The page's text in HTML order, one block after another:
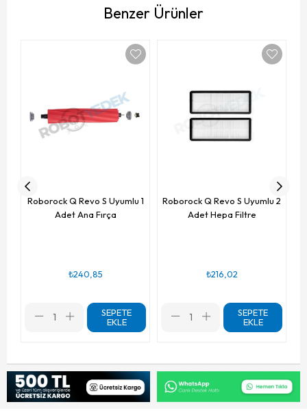
Benzer Ürünler
Roborock Q Revo S Uyumlu 1
Adet Ana Fırça
₺240,85
SEPETE
EKLE
Roborock Q Revo S Uyumlu 2
Adet Hepa Filtre
₺216,02
SEPETE
EKLE